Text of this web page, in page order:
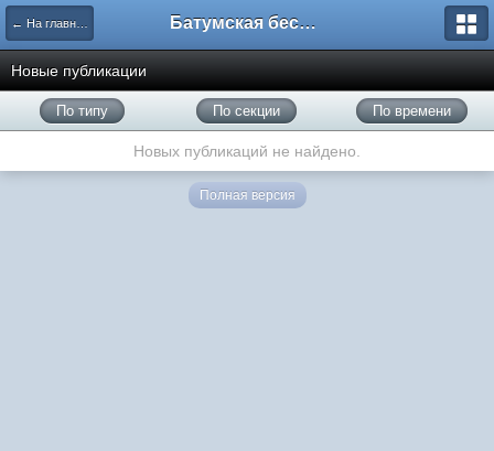
← На главную Батумская беседка
Новые публикации
По типу По секции По времени
Новых публикаций не найдено.
Полная версия